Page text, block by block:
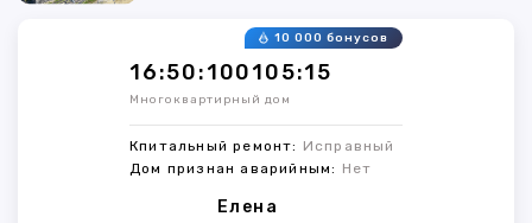
16:50:100105:15
10 000 бонусов
Многоквартирный дом
Кпитальный ремонт: Исправный
Дом признан аварийным: Нет
Елена